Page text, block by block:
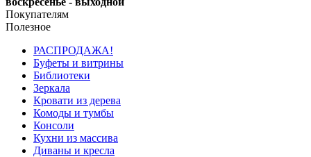
Покупателям
Полезное
РАСПРОДАЖА!
Буфеты и витрины
Библиотеки
Зеркала
Кровати из дерева
Комоды и тумбы
Консоли
Кухни из массива
Диваны и кресла